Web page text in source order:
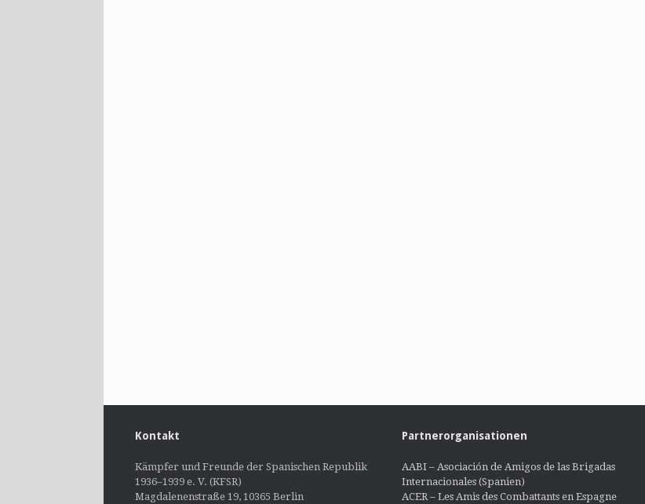
Kontakt
Kämpfer und Freunde der Spanischen Republik
1936–1939 e. V. (KFSR)
Magdalenenstraße 19, 10365 Berlin
Partnerorganisationen
AABI – Asociación de Amigos de las Brigadas
Internacionales (Spanien)
ACER – Les Amis des Combattants en Espagne